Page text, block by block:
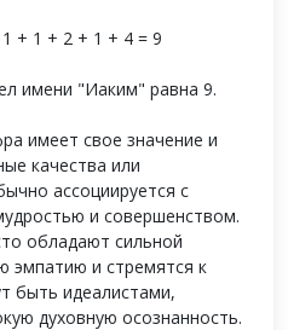
+ 1 + 2 + 1 + 4 = 9
имени "Иаким" равна 9.
имеет свое значение и
качества или
ассоциируется с
и совершенством.
обладают сильной
эмпатию и стремятся к
быть идеалистами,
духовную осознанность.